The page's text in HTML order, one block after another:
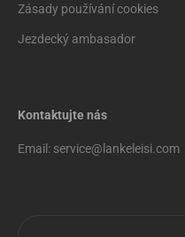
Zásady používání cookies
Jezdecký ambasador
Kontaktujte nás
Email: service@lankeleisi.com